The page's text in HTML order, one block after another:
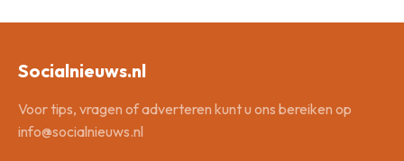
Socialnieuws.nl
Voor tips, vragen of adverteren kunt u ons bereiken op
info@socialnieuws.nl